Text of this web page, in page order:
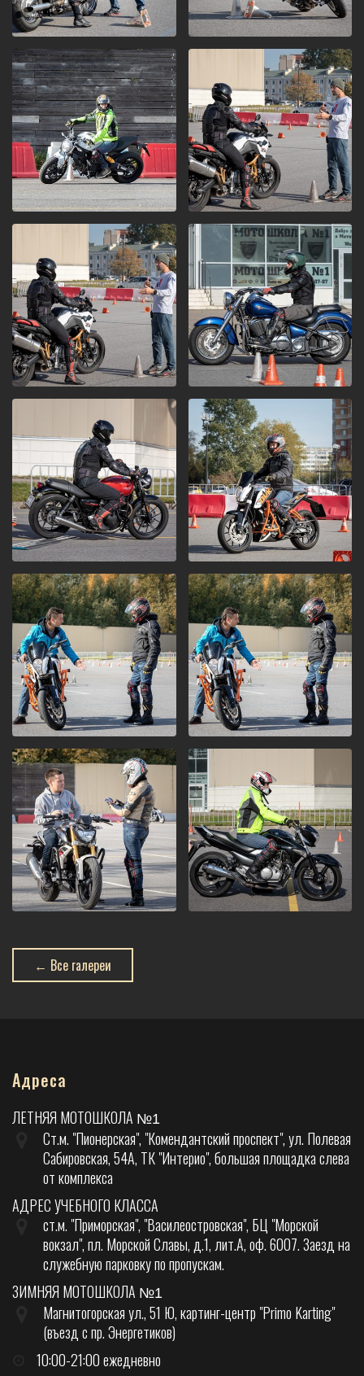
← Все галереи
Адреса
ЛЕТНЯЯ МОТОШКОЛА №1
Ст.м. "Пионерская", "Комендантский проспект", ул. Полевая
Сабировская, 54А, ТК "Интерио", большая площадка слева
от комплекса
АДРЕС УЧЕБНОГО КЛАССА
ст.м. "Приморская", "Василеостровская", БЦ "Морской
вокзал", пл. Морской Славы, д.1, лит.А, оф. 6007. Заезд на
служебную парковку по пропускам.
ЗИМНЯЯ МОТОШКОЛА №1
Магнитогорская ул., 51 Ю, картинг-центр "Primo Karting"
(въезд с пр. Энергетиков)
10:00-21:00 ежедневно